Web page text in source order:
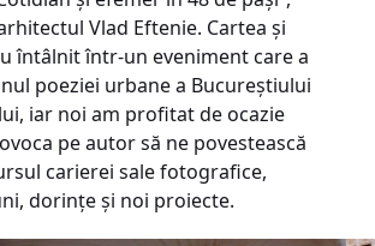
Vlad Eftenie. Cartea şi
întâlnit într-un eveniment care a
poeziei urbane a Bucureştiului
iar noi am profitat de ocazie
pe autor să ne povestească
carierei sale fotografice,
dorinţe şi noi proiecte.